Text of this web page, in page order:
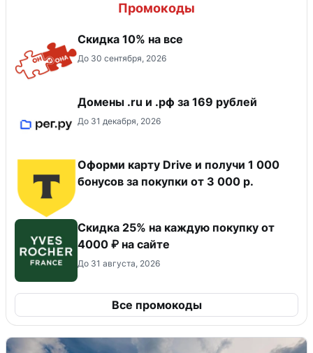
Промокоды
Скидка 10% на все
До 30 сентября, 2026
Домены .ru и .рф за 169 рублей
До 31 декабря, 2026
Оформи карту Drive и получи 1 000
бонусов за покупки от 3 000 р.
Скидка 25% на каждую покупку от
4000 ₽ на сайте
До 31 августа, 2026
Все промокоды